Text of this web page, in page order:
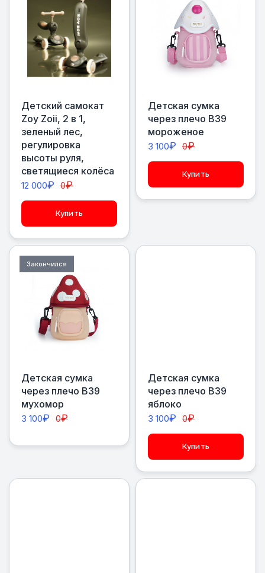
Детский самокат
Zoy Zoii, 2 в 1,
зеленый лес,
регулировка
высоты руля,
светящиеся колёса
12 000₽ 0₽
Купить
Детская сумка
через плечо В39
мороженое
3 100₽ 0₽
Купить
Закончился
Детская сумка
через плечо В39
мухомор
3 100₽ 0₽
Детская сумка
через плечо В39
яблоко
3 100₽ 0₽
Купить